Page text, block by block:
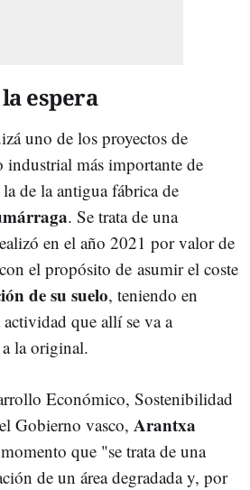
espera
uno de los proyectos de
industrial más importante de
de la antigua fábrica de
. Se trata de una
en el año 2021 por valor de
con el propósito de asumir el coste
de su suelo, teniendo en
actividad que allí se va a
la original.
Económico, Sostenibilidad
Gobierno vasco, Arantxa
que "se trata de una
de un área degradada y, por